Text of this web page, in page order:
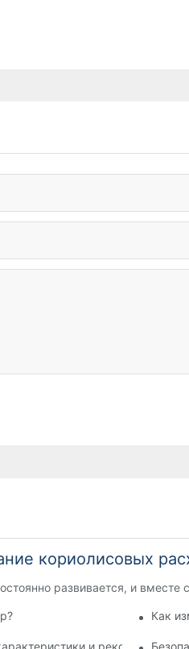
кориолисовых
развивается, и вместе
Как